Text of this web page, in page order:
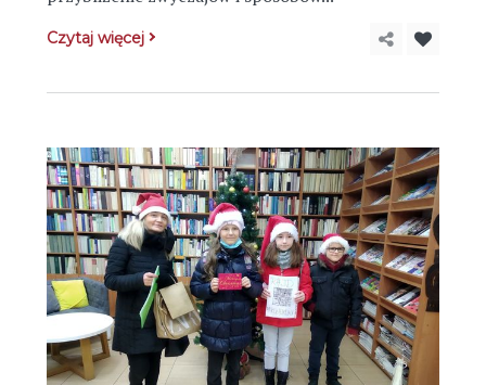
Czytaj więcej